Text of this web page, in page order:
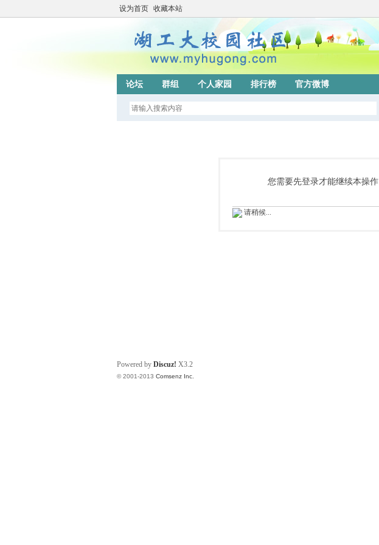
设为首页 收藏本站
论坛 群组 个人家园 排行榜 官方微博
您需要先登录才能继续本操作
请稍候...
Powered by Discuz! X3.2
© 2001-2013 Comsenz Inc.